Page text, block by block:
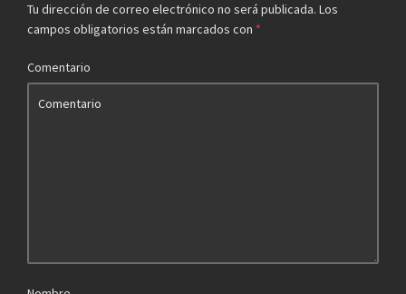
Tu dirección de correo electrónico no será publicada. Los
campos obligatorios están marcados con *
Comentario